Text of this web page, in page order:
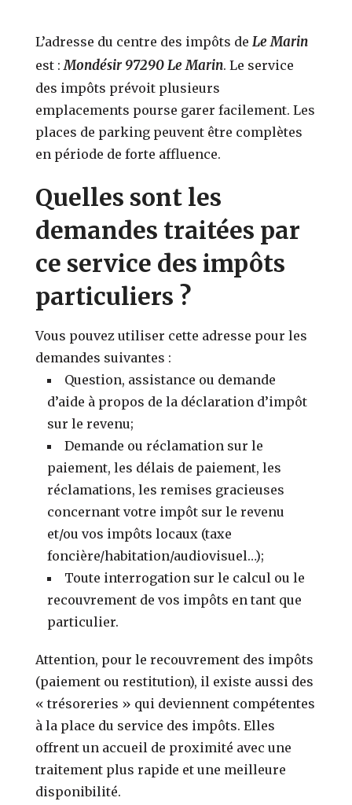
L’adresse du centre des impôts de Le Marin
est :Mondésir 97290 Le Marin. Le service
des impôts prévoit plusieurs
emplacements pourse garer facilement. Les
places de parking peuvent être complètes
en période de forte affluence.
Quelles sont les
demandes traitées par
ce service des impôts
particuliers ?
Vous pouvez utiliser cette adresse pour les
demandes suivantes :
Question, assistance ou demande
d’aide à propos de la déclaration d’impôt
sur le revenu;
Demande ou réclamation sur le
paiement, les délais de paiement, les
réclamations, les remises gracieuses
concernant votre impôt sur le revenu
et/ou vos impôts locaux (taxe
foncière/habitation/audiovisuel…);
Toute interrogation sur le calcul ou le
recouvrement de vos impôts en tant que
particulier.
Attention, pour le recouvrement des impôts
(paiement ou restitution), il existe aussi des
« trésoreries » qui deviennent compétentes
à la place du service des impôts. Elles
offrent un accueil de proximité avec une
traitement plus rapide et une meilleure
disponibilité.